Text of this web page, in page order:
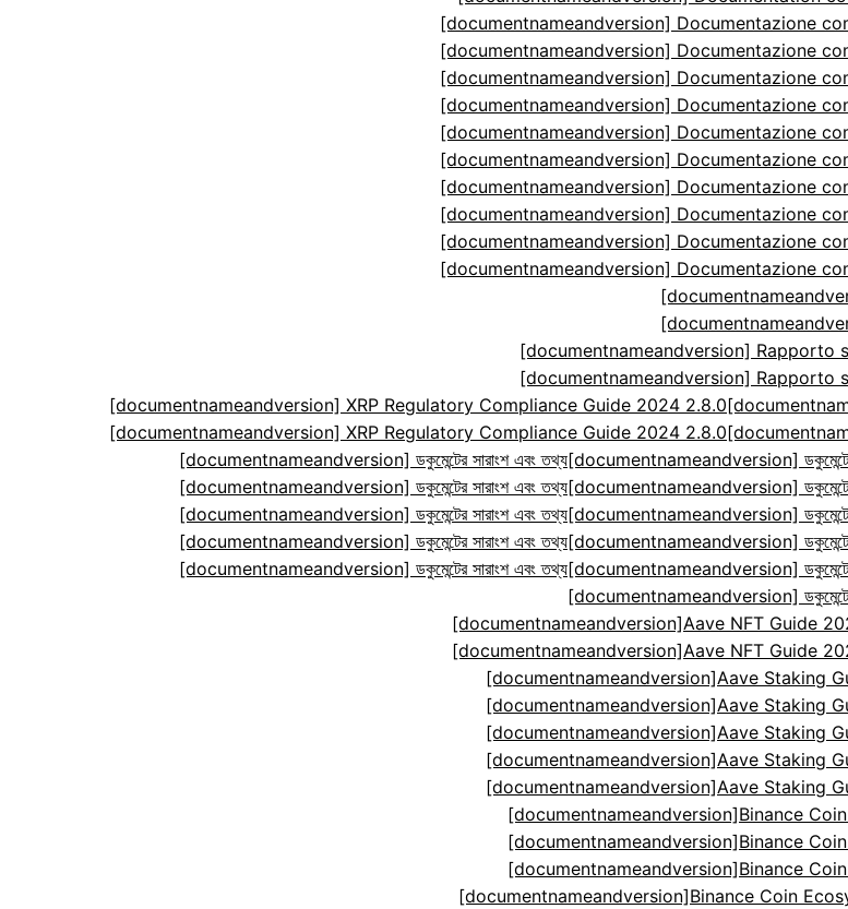
[documentnameandversion] Documentazione
[documentnameandversion] Documentazione
[documentnameandversion] Documentazione
[documentnameandversion] Documentazione
[documentnameandversion] Documentazione
[documentnameandversion] Documentazione
[documentnameandversion] Documentazione
[documentnameandversion] Documentazione
[documentnameandversion] Documentazione
[documentnameandversion] Documentazione
[documentnameandversion] Rapporto
[documentnameandversion] Rapporto
[documentnameandversion] XRP Regulatory Compliance Guide 2024 2.8.0
[documentnameandversion] XRP Regulatory Compliance Guide 2024 2.8.0
[documentnameandversion] ডকুমেন্টের সারাংশ এবং তথ্য[documentnameandversion] ডকুমেন্টের
[documentnameandversion] ডকুমেন্টের সারাংশ এবং তথ্য[documentnameandversion] ডকুমেন্টের
[documentnameandversion] ডকুমেন্টের সারাংশ এবং তথ্য[documentnameandversion] ডকুমেন্টের
[documentnameandversion] ডকুমেন্টের সারাংশ এবং তথ্য[documentnameandversion] ডকুমেন্টের
[documentnameandversion] ডকুমেন্টের সারাংশ এবং তথ্য[documentnameandversion] ডকুমেন্টের
[documentnameandversion] ডকুমেন্টের
[documentnameandversion]Aave NFT Guide
[documentnameandversion]Aave NFT Guide
[documentnameandversion]Aave Staking
[documentnameandversion]Aave Staking
[documentnameandversion]Aave Staking
[documentnameandversion]Aave Staking
[documentnameandversion]Aave Staking
[documentnameandversion]Binance
[documentnameandversion]Binance
[documentnameandversion]Binance
[documentnameandversion]Binance Coin